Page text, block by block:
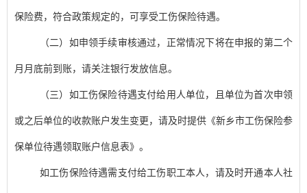
保险费，符合政策规定的，可享受工伤保险待遇。
（二）如申领手续审核通过，正常情况下将在申报的第二个
月月底前到账，请关注银行发放信息。
（三）如工伤保险待遇支付给用人单位，且单位为首次申领
或之后单位的收款账户发生变更，请及时提供《新乡市工伤保险参
保单位待遇领取账户信息表》。
如工伤保险待遇需支付给工伤职工本人，请及时开通本人社